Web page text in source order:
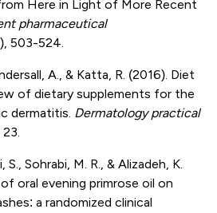
Here in Light of More Recent
pharmaceutical
503-524.
A., & Katta, R. (2016). Diet
of dietary supplements for the
dermatitis. Dermatology practical
S., Sohrabi, M. R., & Alizadeh, K.
oral evening primrose oil on
a randomized clinical